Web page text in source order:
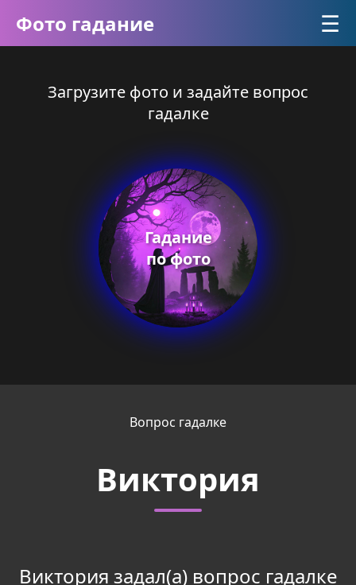
Фото гадание ☰
Загрузите фото и задайте вопрос
гадалке
Гадание
по фото
Вопрос гадалке
Виктория
Виктория задал(а) вопрос гадалке